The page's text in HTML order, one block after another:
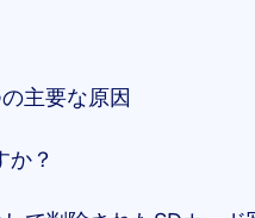
主要な原因
か？